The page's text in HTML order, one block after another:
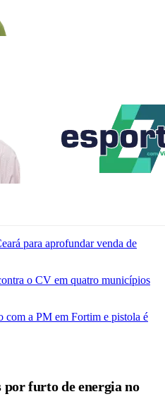
para aprofundar venda de
o CV em quatro municípios
com a PM em Fortim e pistola é
por furto de energia no